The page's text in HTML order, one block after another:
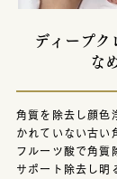
ディープ
な
角質を除去し顔色
かれていない古い
フルーツ酸で角質
サポート除去し明